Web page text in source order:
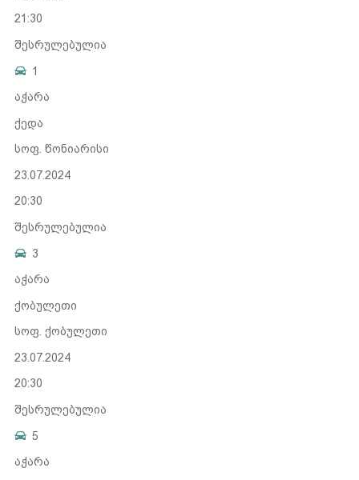
21:30
შესრულებულია
1
აჭარა
ქედა
სოფ. წონიარისი
23.07.2024
20:30
შესრულებულია
3
აჭარა
ქობულეთი
სოფ. ქობულეთი
23.07.2024
20:30
შესრულებულია
5
აჭარა